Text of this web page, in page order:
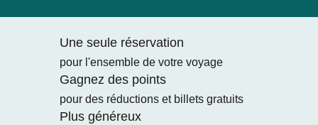
Une seule réservation
pour l'ensemble de votre voyage
Gagnez des points
pour des réductions et billets gratuits
Plus généreux